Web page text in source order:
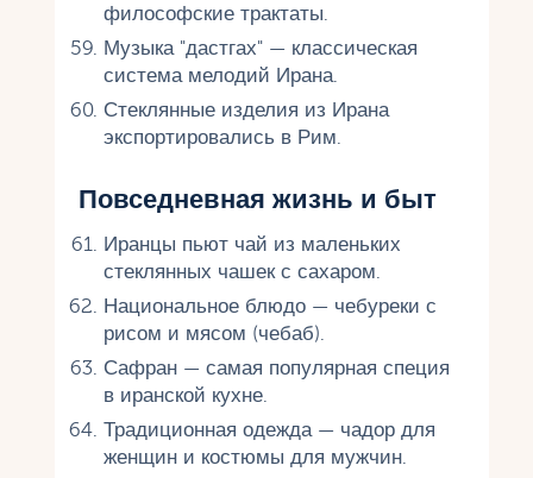
философские трактаты.
Музыка "дастгах" — классическая
система мелодий Ирана.
Стеклянные изделия из Ирана
экспортировались в Рим.
Повседневная жизнь и быт
Иранцы пьют чай из маленьких
стеклянных чашек с сахаром.
Национальное блюдо — чебуреки с
рисом и мясом (чебаб).
Сафран — самая популярная специя
в иранской кухне.
Традиционная одежда — чадор для
женщин и костюмы для мужчин.